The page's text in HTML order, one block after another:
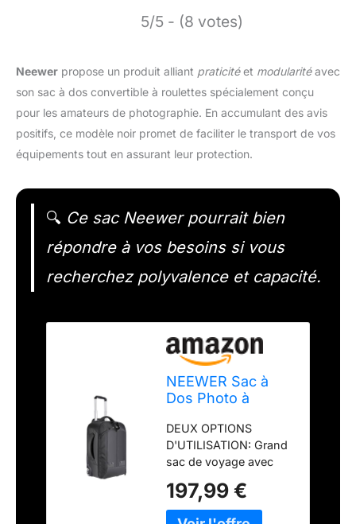
5/5 - (8 votes)
Neewer propose un produit alliant praticitéet modularitéavec
son sac à dos convertible à roulettes spécialement conçu
pour les amateurs de photographie. En accumulant des avis
positifs, ce modèle noir promet de faciliter le transport de vos
équipements tout en assurant leur protection.
🔍 Ce sac Neewer pourrait bien
répondre à vos besoins si vous
recherchez polyvalence et capacité.
NEEWER Sac à
Dos Photo à
Convertible pour
Reflex et
Accessoires
DEUX OPTIONS
D'UTILISATION: Grand
sac de voyage avec
pouvez le changer
rapidement d'un sac à
197,99 €